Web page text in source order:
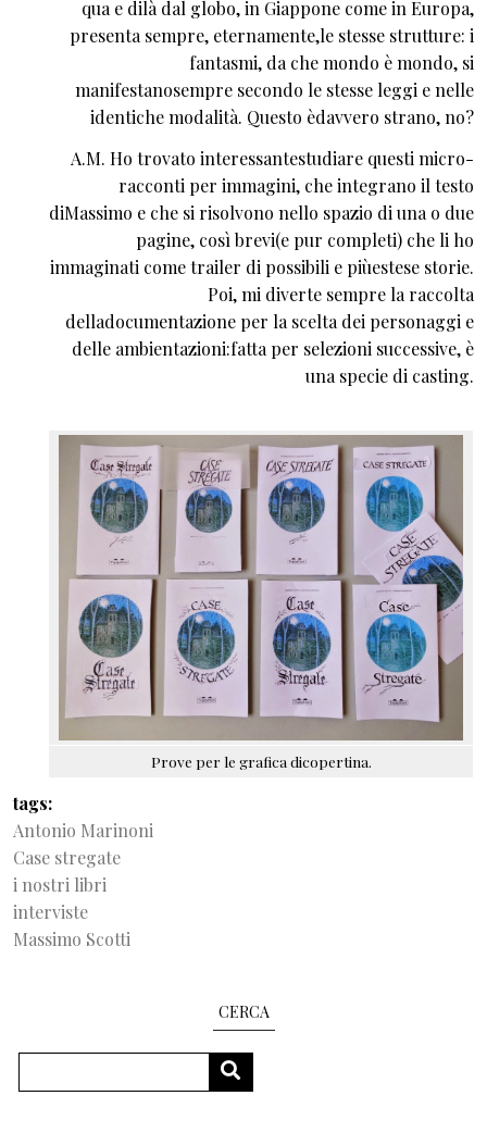
qua e dilà dal globo, in Giappone come in Europa,
presenta sempre, eternamente,le stesse strutture: i
fantasmi, da che mondo è mondo, si
manifestanosempre secondo le stesse leggi e nelle
identiche modalità. Questo èdavvero strano, no?
A.M. Ho trovato interessantestudiare questi micro-
racconti per immagini, che integrano il testo
diMassimo e che si risolvono nello spazio di una o due
pagine, così brevi(e pur completi) che li ho
immaginati come trailer di possibili e piùestese storie.
Poi, mi diverte sempre la raccolta
delladocumentazione per la scelta dei personaggi e
delle ambientazioni:fatta per selezioni successive, è
una specie di casting.
Prove per le grafica dicopertina.
tags
Antonio Marinoni
Case stregate
i nostri libri
interviste
Massimo Scotti
CERCA
SEARCH